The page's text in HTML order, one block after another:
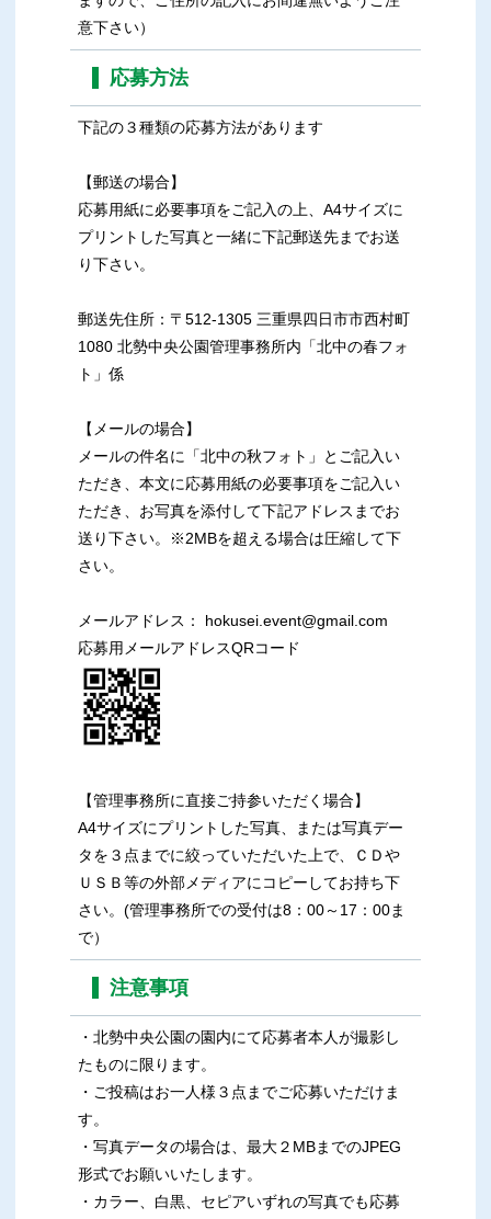
意下さい）
応募方法
下記の３種類の応募方法があります
【郵送の場合】
応募用紙に必要事項をご記入の上、A4サイズに
プリントした写真と一緒に下記郵送先までお送
り下さい。
郵送先住所：〒512-1305 三重県四日市市西村町
1080 北勢中央公園管理事務所内「北中の春フォ
ト」係
【メールの場合】
メールの件名に「北中の秋フォト」とご記入い
ただき、本文に応募用紙の必要事項をご記入い
ただき、お写真を添付して下記アドレスまでお
送り下さい。※2MBを超える場合は圧縮して下
さい。
メールアドレス： hokusei.event@gmail.com
応募用メールアドレスQRコード
【管理事務所に直接ご持参いただく場合】
A4サイズにプリントした写真、または写真デー
タを３点までに絞っていただいた上で、ＣＤや
ＵＳＢ等の外部メディアにコピーしてお持ち下
さい。(管理事務所での受付は8：00～17：00ま
で）
注意事項
・北勢中央公園の園内にて応募者本人が撮影し
たものに限ります。
・ご投稿はお一人様３点までご応募いただけま
す。
・写真データの場合は、最大２MBまでのJPEG
形式でお願いいたします。
・カラー、白黒、セピアいずれの写真でも応募